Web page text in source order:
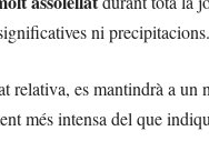
ni
relativa, es mantindrà a un
més intensa del que